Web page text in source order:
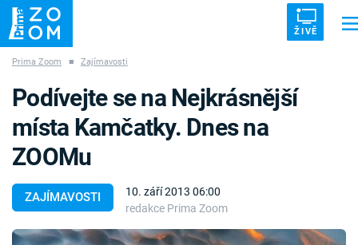
ŽIVĚ
VETŘELCI DÁVNOVĚKU
Témata
Prima Zoom ■ Zajímavosti
ZAJÍMAVOSTI
10. září 2013 06:00
redakce Prima Zoom
Podívejte se na Nejkrásnější
místa Kamčatky. Dnes na
ZOOMu